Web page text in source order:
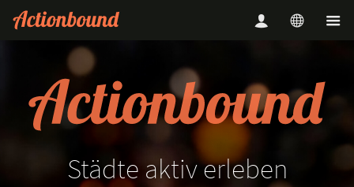
Städte aktiverleben